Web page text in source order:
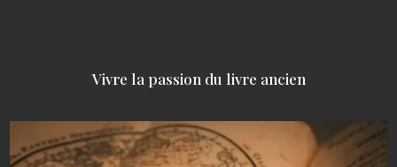
Vivre la passion du livre ancien